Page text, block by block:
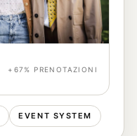
+67% PRENOTAZIONI
EVENT SYSTEM